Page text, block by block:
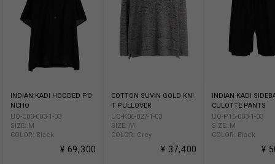
INDIAN KADI HOODED PO
NCHO
UQ-C03-003-1-03
SIZE: M
COLOR: Black
¥ 69,300
COTTON SUVIN GOLD KNI
T PULLOVER
UQ-K06-027-1-03
SIZE: M
COLOR: Grey
¥ 37,400
INDIAN KADI
CULOTTE PANTS
UQ-P16-003-1-03
SIZE: M
COLOR: Black
¥